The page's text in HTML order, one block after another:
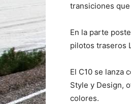
transiciones
En la parte
pilotos traseros
El C10 se lanza
Style y Design,
colores.